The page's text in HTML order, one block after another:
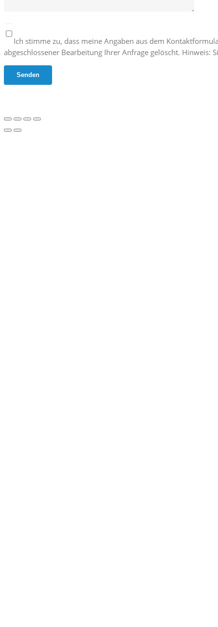
Ich stimme zu, dass meine Angaben aus dem
abgeschlossener Bearbeitung Ihrer Anfrage gelöscht.